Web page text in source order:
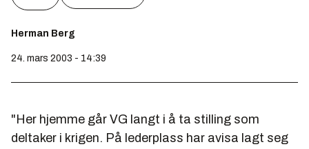
Herman Berg
24. mars 2003 - 14:39
"Her hjemme går VG langt i å ta stilling som
deltaker i krigen. På lederplass har avisa lagt seg